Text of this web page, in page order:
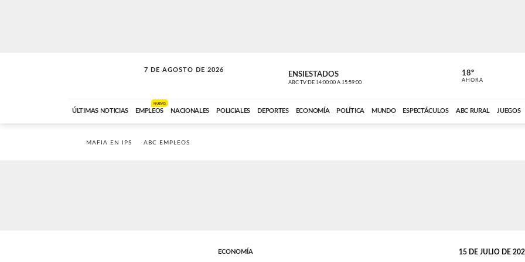
7 DE AGOSTO DE 2026
VITAMINAS ENSIESTADOS
ABC TV DE 14:00:00 A 15:59:00 ABC CARDINAL
18º
AHORA
ÚLTIMAS NOTICIAS EMPLEOS
NUEVO
NACIONALES POLICIALES DEPORTES ECONOMÍA POLÍTICA MUNDO ESPECTÁCULOS ABC RURAL JUEGOS
MAFIA EN IPS ABC EMPLEOS
ECONOMÍA 15 DE JULIO DE